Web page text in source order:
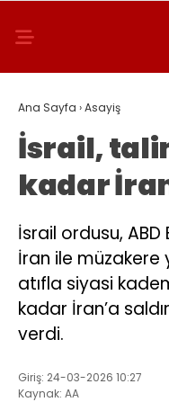
Ana Sayfa ›Asayiş
İsrail,
kadar
İsrail ordusu, ABD
İran ile müzakere
atıfla siyasi
kadar İran’a
verdi.
Giriş: 24-03-2026 10:27
Kaynak: AA